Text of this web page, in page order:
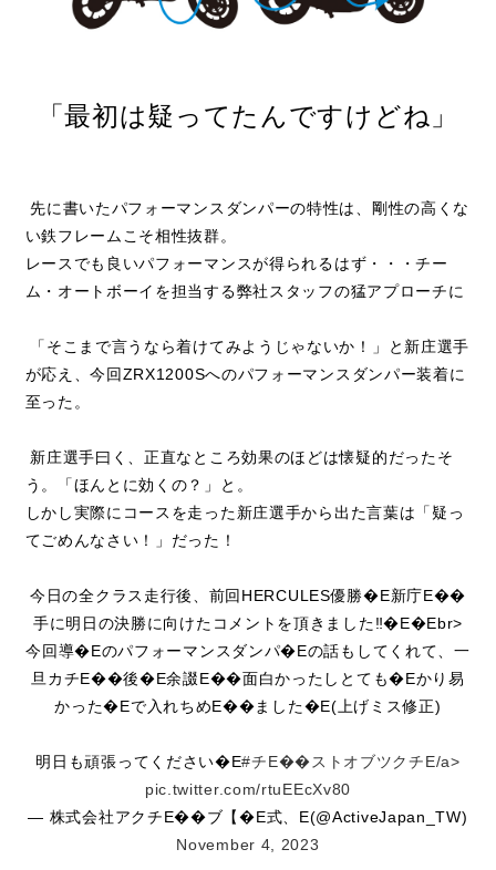
「最初は疑ってたんですけどね」
先に書いたパフォーマンスダンパーの特性は、剛性の高くな
い鉄フレームこそ相性抜群。
レースでも良いパフォーマンスが得られるはず・・・チー
ム・オートボーイを担当する弊社スタッフの猛アプローチに
「そこまで言うなら着けてみようじゃないか！」と新庄選手
が応え、今回ZRX1200Sへのパフォーマンスダンパー装着に
至った。
新庄選手曰く、正直なところ効果のほどは懐疑的だったそ
う。「ほんとに効くの？」と。
しかし実際にコースを走った新庄選手から出た言葉は「疑っ
てごめんなさい！」だった！
今日の全クラス走行後、前回HERCULES優勝�E新庁E��
手に明日の決勝に向けたコメントを頂きました‼�E�Ebr>
今回導�Eのパフォーマンスダンパ�Eの話もしてくれて、一
旦カチE��後�E余諁E��面白かったしとても�Eかり易
かった�Eで入れちめE��ました�E(上げミス修正)
明日も頑張ってください�E#チE��ストオブツクチE/a>
pic.twitter.com/rtuEEcXv80
— 株式会社アクチE��ブ【�E式、E(@ActiveJapan_TW)
November 4, 2023